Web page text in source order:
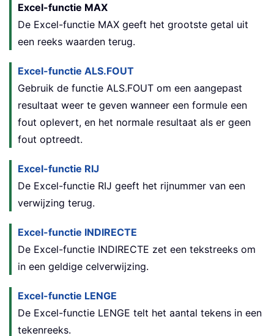
Excel-functie MAX
De Excel-functie MAX geeft het grootste getal uit
een reeks waarden terug.
Excel-functie ALS.FOUT
Gebruik de functie ALS.FOUT om een aangepast
resultaat weer te geven wanneer een formule een
fout oplevert, en het normale resultaat als er geen
fout optreedt.
Excel-functie RIJ
De Excel-functie RIJ geeft het rijnummer van een
verwijzing terug.
Excel-functie INDIRECTE
De Excel-functie INDIRECTE zet een tekstreeks om
in een geldige celverwijzing.
Excel-functie LENGE
De Excel-functie LENGE telt het aantal tekens in een
tekenreeks.